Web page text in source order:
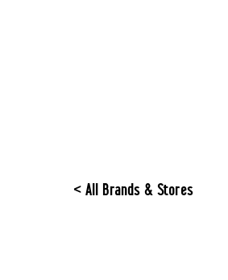
< All Brands & Stores